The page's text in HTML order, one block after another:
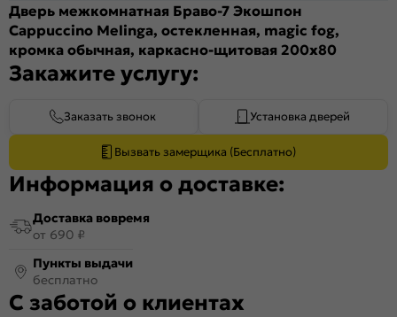
Дверь межкомнатная Браво-7 Экошпон
Cappuccino Melinga, остекленная, magic fog,
кромка обычная, каркасно-щитовая 200x80
Закажите услугу:
Заказать звонок Установка дверей
Вызвать замерщика (Бесплатно)
Информация о доставке:
Доставка вовремя
от 690 ₽
Пункты выдачи
бесплатно
С заботой о клиентах